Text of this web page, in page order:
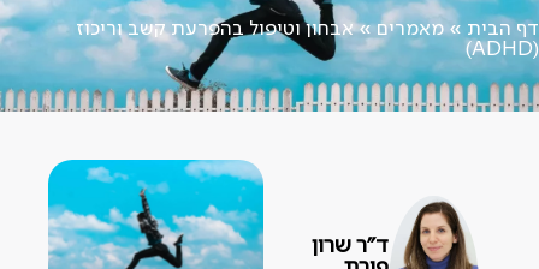
דף הבית »מאמרים»אבחון וטיפול בהפרעת קשב וריכוז
(ADHD)
ד"ר שרון